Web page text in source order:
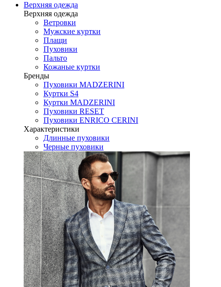
Верхняя одежда
Верхняя одежда
Ветровки
Мужские куртки
Плащи
Пуховики
Пальто
Кожаные куртки
Бренды
Пуховики MADZERINI
Куртки S4
Куртки MADZERINI
Пуховики RESET
Пуховики ENRICO CERINI
Характеристики
Длинные пуховики
Черные пуховики